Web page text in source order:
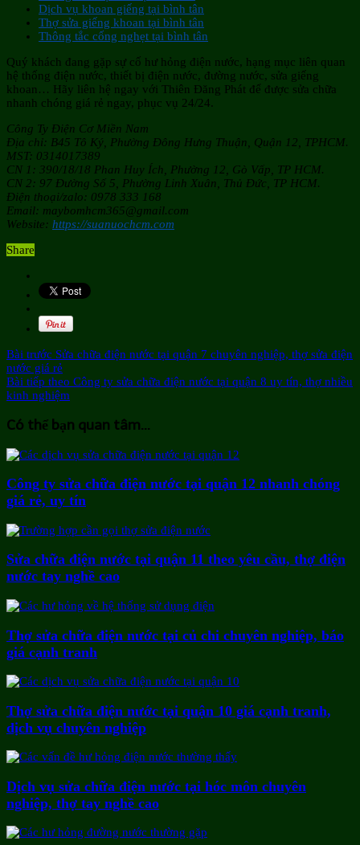
Dịch vụ khoan giếng tại bình tân
Thợ sửa giếng khoan tại bình tân
Thông tắc cống nghẹt tại bình tân
Quý khách đang gặp sự cố hư hỏng điện nước, hạng mục liên quan
hệ thống điện nước, thiết bị điện nước, đường nước, sửa giếng
khoan… Hãy liên hệ ngay với Thiên Đăng Phát để được sửa chữa
nhanh chóng giá rẻ ngay, phục vụ 24/24.
Công Ty Điện Cơ Miền Nam
Địa chỉ: B45 Tô Ký, Phường Đông Hưng Thuận, Quận 12, TPHCM.
MST: 0314017389
CN 1: 390/18/18 Phan Huy Ích, Phường 12, Gò Vấp, TP HCM.
CN 2: 97 Đường Số 5, Phường Linh Xuân, Thủ Đức, TP HCM.
Điện thoại/zalo: 0978 333 168
Email: maybomhcm365@gmail.com
Website: https://suanuochcm.com
Share
Bài trước Sửa chữa điện nước tại quận 7 chuyên nghiệp, thợ sửa điện
nước giá rẻ
Bài tiếp theo Công ty sửa chữa điện nước tại quận 8 uy tín, thợ nhiều
kinh nghiệm
Có thể bạn quan tâm...
Công ty sửa chữa điện nước tại quận 12 nhanh chóng
giá rẻ, uy tín
Sửa chữa điện nước tại quận 11 theo yêu cầu, thợ điện
nước tay nghề cao
Thợ sửa chữa điện nước tại củ chi chuyên nghiệp, báo
giá cạnh tranh
Thợ sửa chữa điện nước tại quận 10 giá cạnh tranh,
dịch vụ chuyên nghiệp
Dịch vụ sửa chữa điện nước tại hóc môn chuyên
nghiệp, thợ tay nghề cao